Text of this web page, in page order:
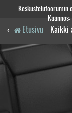
Keskustelufoorumin
Etusivu Kaikki